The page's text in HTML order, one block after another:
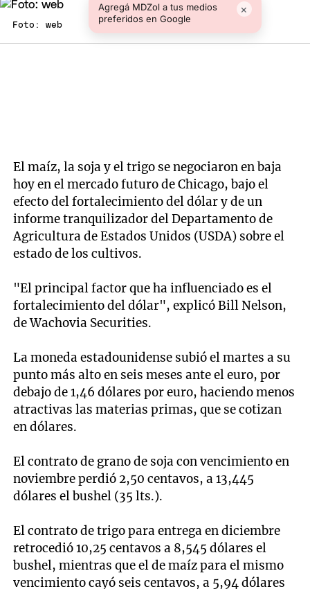
Agregá MDZol a tus medios
preferidos en Google
×
Foto: web
El maíz, la soja y el trigo se negociaron en baja
hoy en el mercado futuro de Chicago, bajo el
efecto del fortalecimiento del dólar y de un
informe tranquilizador del Departamento de
Agricultura de Estados Unidos (USDA) sobre el
estado de los cultivos.
"El principal factor que ha influenciado es el
fortalecimiento del dólar", explicó Bill Nelson,
de Wachovia Securities.
La moneda estadounidense subió el martes a su
punto más alto en seis meses ante el euro, por
debajo de 1,46 dólares por euro, haciendo menos
atractivas las materias primas, que se cotizan
en dólares.
El contrato de grano de soja con vencimiento en
noviembre perdió 2,50 centavos, a 13,445
dólares el bushel (35 lts.).
El contrato de trigo para entrega en diciembre
retrocedió 10,25 centavos a 8,545 dólares el
bushel, mientras que el de maíz para el mismo
vencimiento cayó seis centavos, a 5,94 dólares